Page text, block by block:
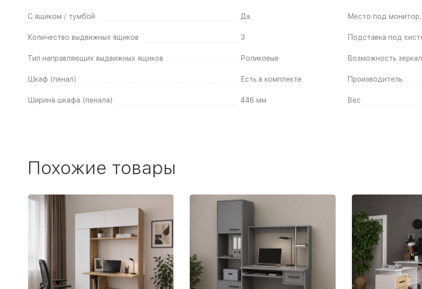
С ящиком / тумбой Да
Количество выдвижных ящиков 3
Тип направляющих выдвижных ящиков Роликовые
Шкаф (пенал) Есть в комплекте
Ширина шкафа (пенала) 446 мм
Место под
Подставка под
Возможность
Производитель
Вес
Похожие товары